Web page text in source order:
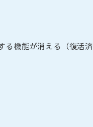
る機能が消える（復活済